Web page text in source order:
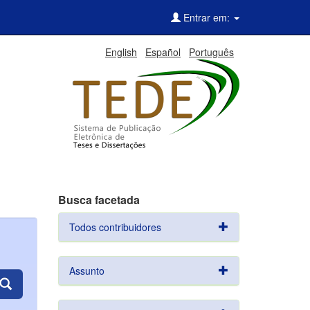
Entrar em:
English Español Português
Busca facetada
Todos contribuidores
Assunto